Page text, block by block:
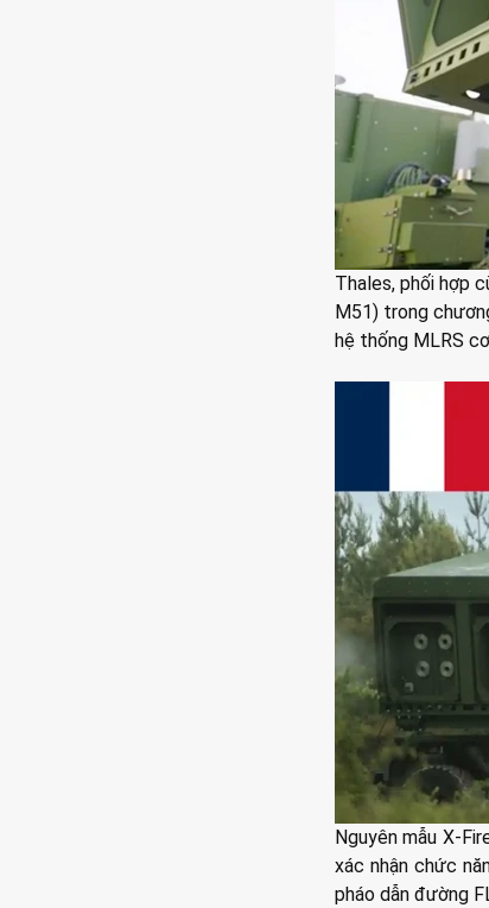
Thales, phối hợp
M51) trong
hệ thống MLRS
Nguyên mẫu X-
xác nhận chức
pháo dẫn đường